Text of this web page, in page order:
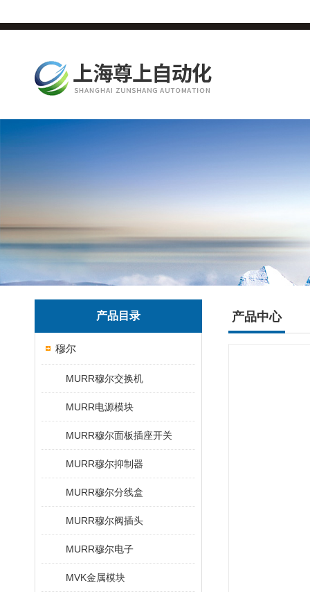
产品目录
穆尔
MURR穆尔交换机
MURR电源模块
MURR穆尔面板插座开关
MURR穆尔抑制器
MURR穆尔分线盒
MURR穆尔阀插头
MURR穆尔电子
MVK金属模块
产品中心